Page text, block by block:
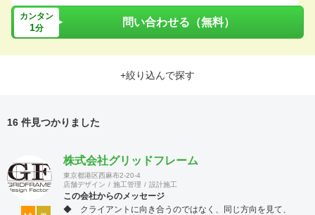
カンタン
1分 問い合わせる（無料）
+絞り込んで探す
16 件見つかりました
株式会社グリッドフレーム
東京都港区西麻布2-20-4
店舗デザイン
施工管理 設計施工
この会社からのメッセージ
◆ クライアントに向き合うのではなく、同じ方向を見て、